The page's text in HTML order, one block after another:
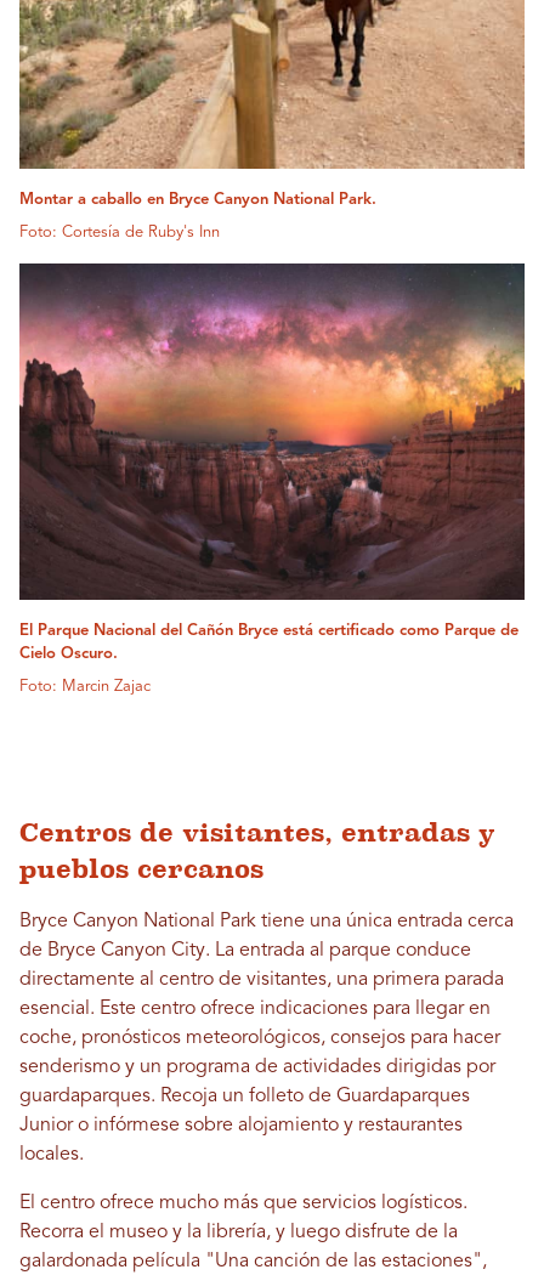
Montar a caballo en Bryce Canyon National Park.
Foto: Cortesía de Ruby's Inn
El Parque Nacional del Cañón Bryce está certificado como Parque de
Cielo Oscuro.
Foto: Marcin Zajac
Centros de visitantes, entradas y
pueblos cercanos
Bryce Canyon National Park tiene una única entrada cerca
de Bryce Canyon City. La entrada al parque conduce
directamente al centro de visitantes, una primera parada
esencial. Este centro ofrece indicaciones para llegar en
coche, pronósticos meteorológicos, consejos para hacer
senderismo y un programa de actividades dirigidas por
guardaparques. Recoja un folleto de Guardaparques
Junior o infórmese sobre alojamiento y restaurantes
locales.
El centro ofrece mucho más que servicios logísticos.
Recorra el museo y la librería, y luego disfrute de la
galardonada película "Una canción de las estaciones",